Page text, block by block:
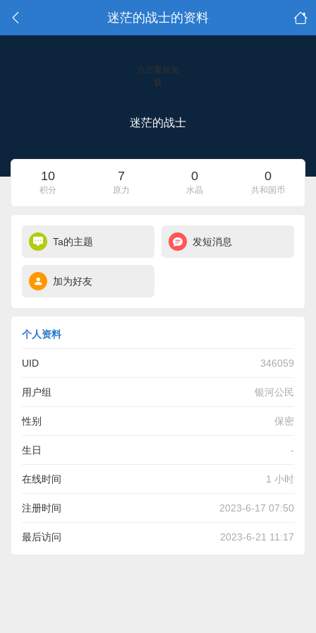
迷茫的战士的资料
点击重新加
载
迷茫的战士
10
积分
7
原力
0
水晶
0
共和国币
Ta的主题 发短消息
加为好友
个人资料
UID 346059
用户组 银河公民
性别 保密
生日 -
在线时间 1 小时
注册时间 2023-6-17 07:50
最后访问 2023-6-21 11:17